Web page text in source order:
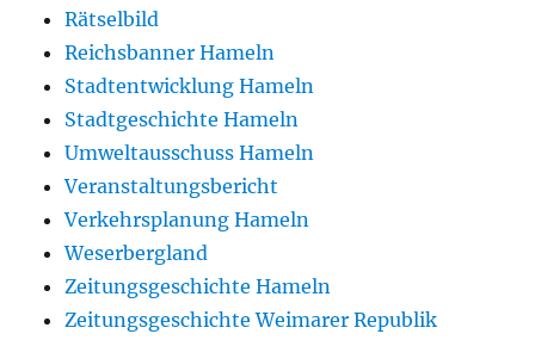
Rätselbild
Reichsbanner Hameln
Stadtentwicklung Hameln
Stadtgeschichte Hameln
Umweltausschuss Hameln
Veranstaltungsbericht
Verkehrsplanung Hameln
Weserbergland
Zeitungsgeschichte Hameln
Zeitungsgeschichte Weimarer Republik